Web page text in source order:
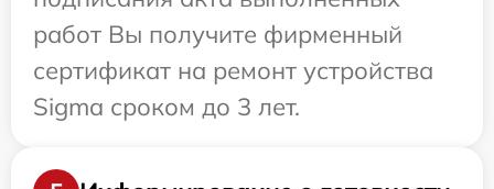
работ Вы получите фирменный
сертификат на ремонт устройства
Sigma сроком до 3 лет.